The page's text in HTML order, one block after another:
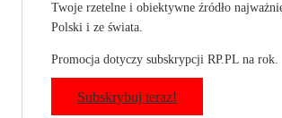
Twoje rzetelne i obiektywne źródło
Polski i ze świata.
Promocja dotyczy subskrypcji RP.PL na rok.
Subskrybuj teraz!